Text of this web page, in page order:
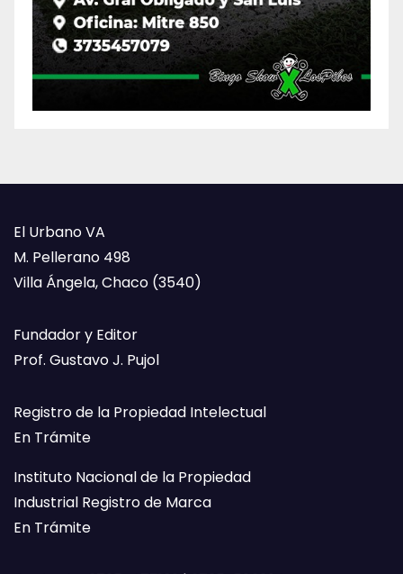
El Urbano VA
M. Pellerano 498
Villa Ángela, Chaco (3540)
Fundador y Editor
Prof. Gustavo J. Pujol
Registro de la Propiedad Intelectual
En Trámite
Instituto Nacional de la Propiedad
Industrial Registro de Marca
En Trámite